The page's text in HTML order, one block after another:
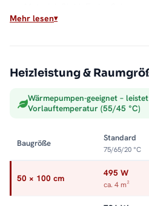
Anschluss: Mittel- und
Der Mischbetrieb spielt seine
Bad allein. Im Winter läuft alles
Alle Größen und Ausführungen
Mischbetrieb-Heizkörper
Mehr lesen
Heizleistung &
Wärmepumpen-geeignet –
Vorlauftemperatur (55/45 °C)
Baugröße
Standard
75/65/20 °C
50 × 100 cm 495 W
ca. 4 m²